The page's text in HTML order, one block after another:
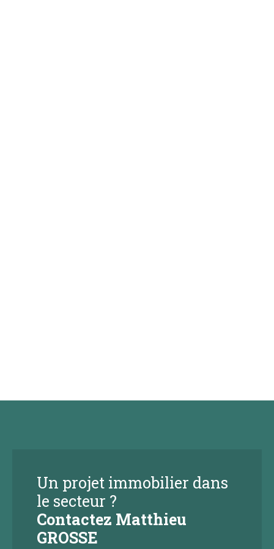
Un projet immobilier dans
le secteur ?
Contactez Matthieu
GROSSE